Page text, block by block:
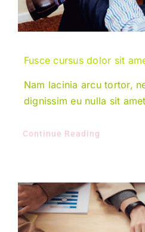
Fusce cursus dolor sit
Nam lacinia arcu tortor,
dignissim eu nulla sit
Continue Reading